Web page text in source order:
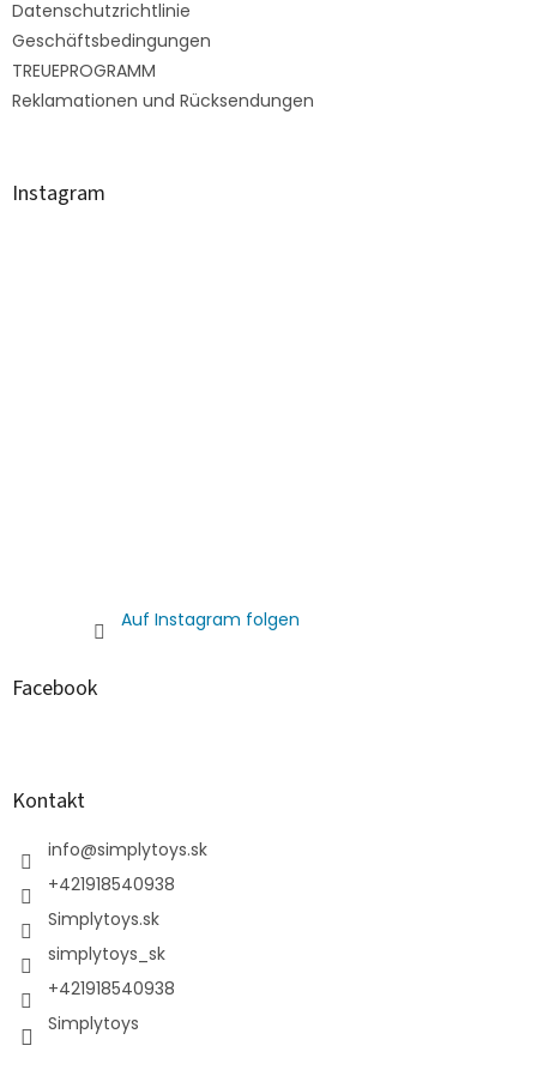
Datenschutzrichtlinie
Geschäftsbedingungen
TREUEPROGRAMM
Reklamationen und Rücksendungen
Instagram
Auf Instagram folgen
Facebook
Kontakt
info@simplytoys.sk
+421918540938
Simplytoys.sk
simplytoys_sk
+421918540938
Simplytoys